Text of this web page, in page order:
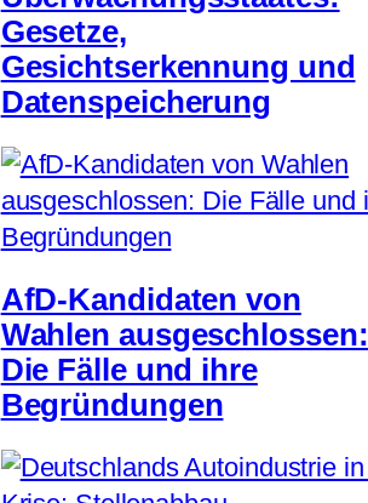
Gesetze,
Gesichtserkennung und
Datenspeicherung
AfD-Kandidaten von
Wahlen ausgeschlossen:
Die Fälle und ihre
Begründungen